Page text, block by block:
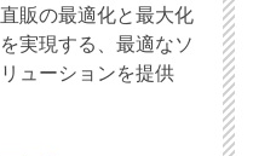
直販の最適化と最大化
を実現する、最適なソ
リューションを提供